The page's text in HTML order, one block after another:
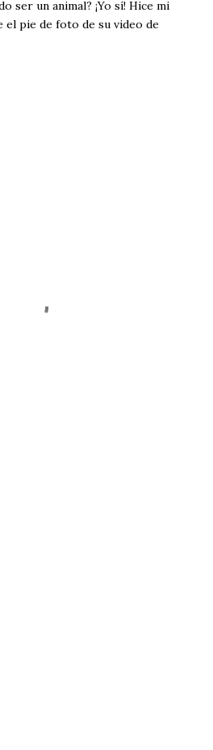
ser un animal? ¡Yo sí! Hice mi
el pie de foto de su video de